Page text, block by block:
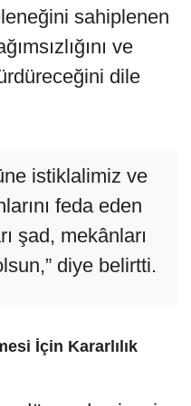
sahiplenen
ve
dile
istiklalimiz ve
feda eden
şad, mekânları
diye belirtti.
İçin Kararlılık